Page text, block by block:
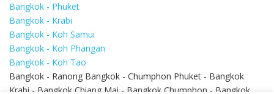
Bangkok - Phuket
Bangkok - Krabi
Bangkok - Koh Samui
Bangkok - Koh Phangan
Bangkok - Koh Tao
Bangkok - Ranong Bangkok - Chumphon Phuket - Bangkok
Krabi - Bangkok Chiang Mai - Bangkok Chumphon - Bangkok